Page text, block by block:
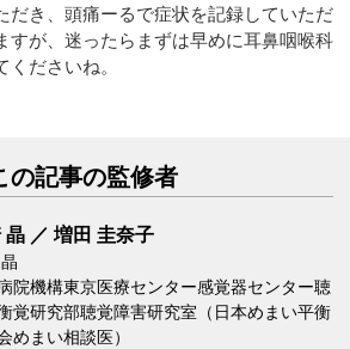
だき、頭痛ーるで症状を記録していただ
すが、迷ったらまずは早めに耳鼻咽喉科
ださいね。
の記事の監修者
晶 ／ 増田 圭奈子
院機構東京医療センター感覚器センター聴
覚研究部聴覚障害研究室（日本めまい平衡
めまい相談医）